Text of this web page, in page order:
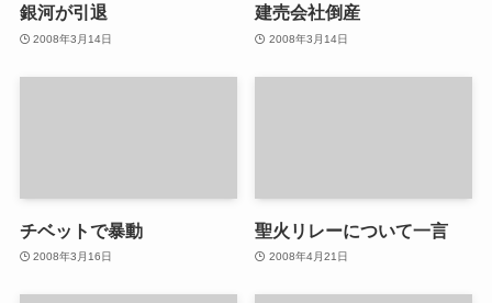
銀河が引退
2008年3月14日
建売会社倒産
2008年3月14日
チベットで暴動
2008年3月16日
聖火リレーについて一言
2008年4月21日